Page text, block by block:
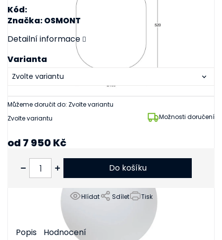
Kód:
Značka: OSMONT
Zvolte variantu Možnosti doručení
Varianta
Můžeme doručit do: Zvolte variantu
Detailní informace
Tisk
Hlídat Sdílet
od 7 950 Kč
Do košíku
Popis Hodnocení